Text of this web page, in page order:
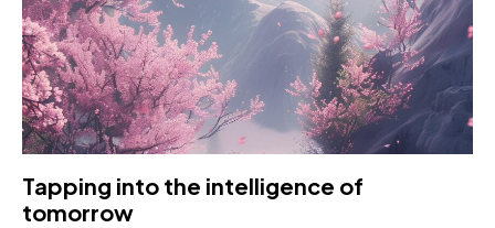
Tapping into the intelligence of
tomorrow